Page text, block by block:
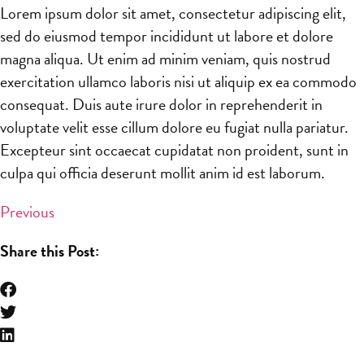
Lorem ipsum dolor sit amet, consectetur adipiscing elit,
sed do eiusmod tempor incididunt ut labore et dolore
magna aliqua. Ut enim ad minim veniam, quis nostrud
exercitation ullamco laboris nisi ut aliquip ex ea commodo
consequat. Duis aute irure dolor in reprehenderit in
voluptate velit esse cillum dolore eu fugiat nulla pariatur.
Excepteur sint occaecat cupidatat non proident, sunt in
culpa qui officia deserunt mollit anim id est laborum.
Previous
Share this Post: